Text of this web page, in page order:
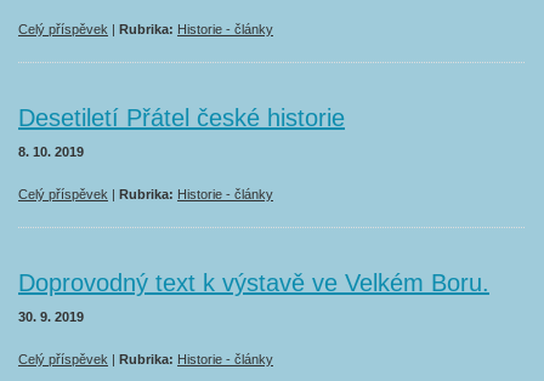
Celý příspěvek | Rubrika: Historie - články
Desetiletí Přátel české historie
8. 10. 2019
Celý příspěvek | Rubrika: Historie - články
Doprovodný text k výstavě ve Velkém Boru.
30. 9. 2019
Celý příspěvek | Rubrika: Historie - články